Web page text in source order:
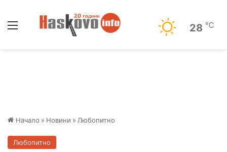
28 ℃
Начало » Новини » Любопитно
Любопитно